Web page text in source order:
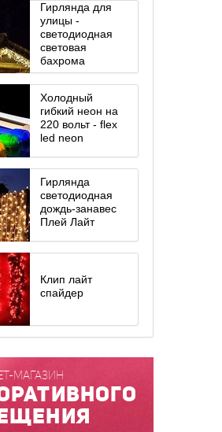
Гирлянда для
улицы -
светодиодная
световая
бахрома
Холодный
гибкий неон на
220 вольт - flex
led neon
Гирлянда
светодиодная
дождь-занавес
Плей Лайт
Клип лайт
спайдер
МАГАЗИН